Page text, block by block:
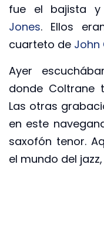
fue el bajista y
Jones. Ellos
cuarteto de John
Ayer
donde Coltrane
Las otras
en este
saxofón tenor.
el mundo del